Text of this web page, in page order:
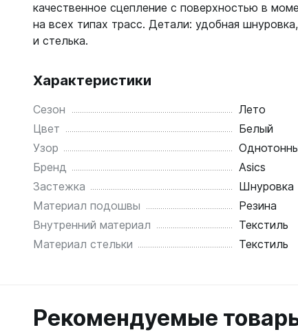
качественное сцепление с поверхностью в
на всех типах трасс. Детали: удобная
и стелька.
Характеристики
Сезон
Лето
Цвет
Белый
Узор
Бренд
Asics
Застежка
Шнуровка
Материал подошвы
Резина
Внутренний материал
Текстиль
Материал стельки
Текстиль
Рекомендуемые